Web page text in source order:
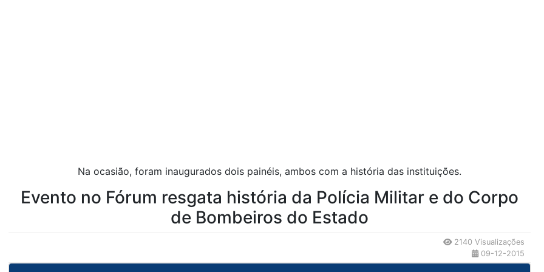
Na ocasião, foram inaugurados dois painéis, ambos com a história das instituições.
Evento no Fórum resgata história da Polícia Militar e do Corpo
de Bombeiros do Estado
2140 Visualizações
09-12-2015